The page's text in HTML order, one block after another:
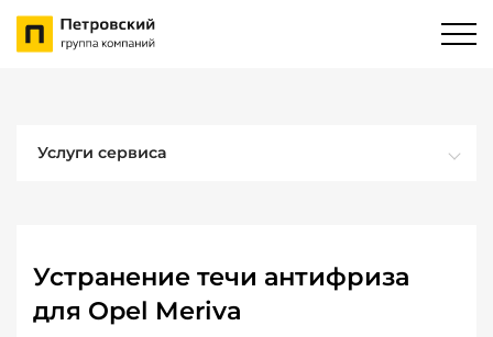
Услуги сервиса
Устранение течи антифриза
для Opel Meriva